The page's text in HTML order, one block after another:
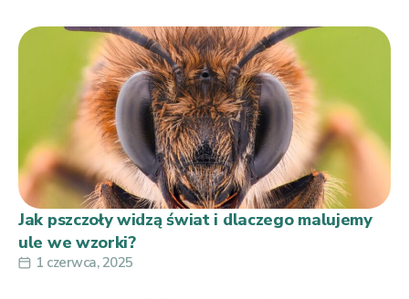
Jak pszczoły widzą świat i dlaczego malujemy
ule we wzorki?
1 czerwca, 2025